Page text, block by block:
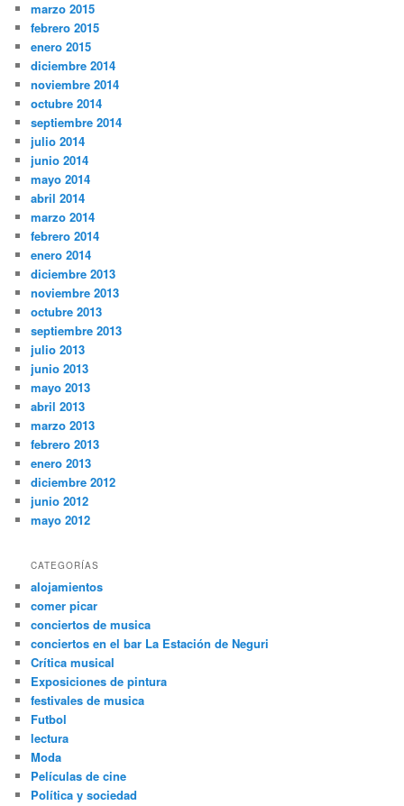
marzo 2015
febrero 2015
enero 2015
diciembre 2014
noviembre 2014
octubre 2014
septiembre 2014
julio 2014
junio 2014
mayo 2014
abril 2014
marzo 2014
febrero 2014
enero 2014
diciembre 2013
noviembre 2013
octubre 2013
septiembre 2013
julio 2013
junio 2013
mayo 2013
abril 2013
marzo 2013
febrero 2013
enero 2013
diciembre 2012
junio 2012
mayo 2012
CATEGORÍAS
alojamientos
comer picar
conciertos de musica
conciertos en el bar La Estación de Neguri
Crítica musical
Exposiciones de pintura
festivales de musica
Futbol
lectura
Moda
Películas de cine
Política y sociedad